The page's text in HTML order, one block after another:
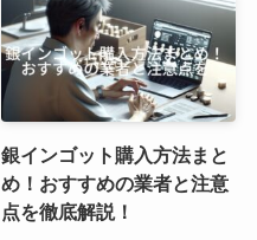
銀インゴット購入方法まと
め！おすすめの業者と注意
点を徹底解説！